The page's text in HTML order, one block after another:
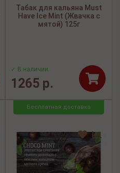
Табак для кальяна Must
Have Ice Mint (Жвачка с
мятой) 125г
✓ В наличии
1265 р.
Бесплатная доставка